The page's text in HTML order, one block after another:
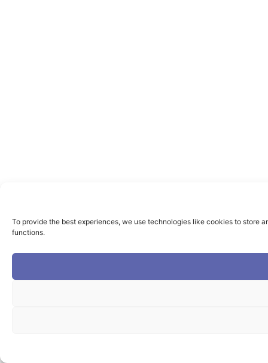
To provide the best experiences, we use technologies like cookies to store
functions.